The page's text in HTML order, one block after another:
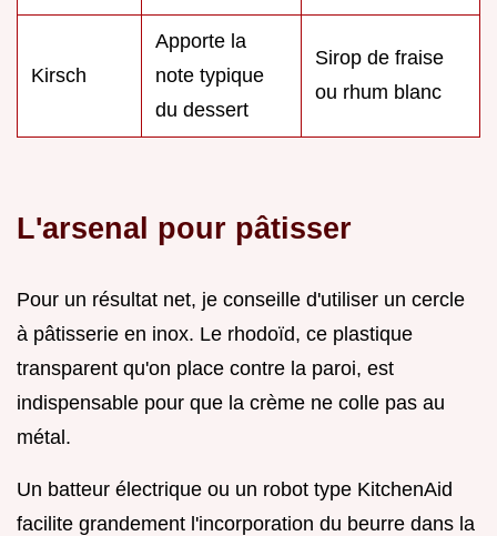
Kirsch
Apporte la
note typique
du dessert
Sirop de fraise
ou rhum blanc
L'arsenal pour pâtisser
Pour un résultat net, je conseille d'utiliser un cercle
à pâtisserie en inox. Le rhodoïd, ce plastique
transparent qu'on place contre la paroi, est
indispensable pour que la crème ne colle pas au
métal.
Un batteur électrique ou un robot type KitchenAid
facilite grandement l'incorporation du beurre dans la